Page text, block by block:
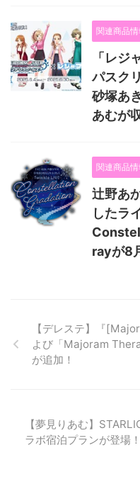
関連商品情
「レジ
パスク
砂塚あ
あむが
関連商品情
辻野あ
したラ
rayが8
【デレステ】『
よび「Majoram
が追加！
【夢見りあむ】
ラボ宿泊プランが登場！